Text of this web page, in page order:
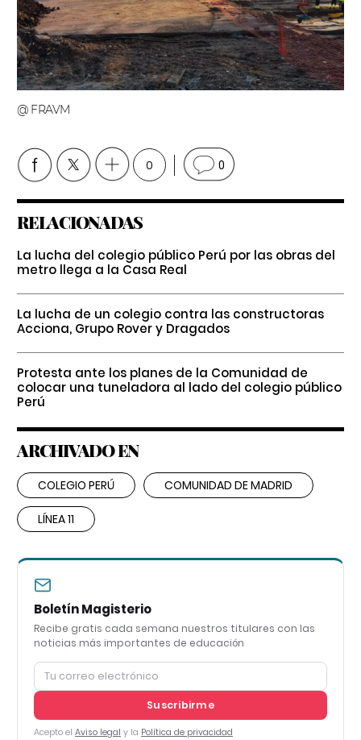
@ FRAVM
0 0
RELACIONADAS
La lucha del colegio público Perú por las obras del
metro llega a la Casa Real
La lucha de un colegio contra las constructoras
Acciona, Grupo Rover y Dragados
Protesta ante los planes de la Comunidad de
colocar una tuneladora al lado del colegio público
Perú
ARCHIVADO EN
COLEGIO PERÚ COMUNIDAD DE MADRID
LÍNEA 11
Boletín Magisterio
Recibe gratis cada semana nuestros titulares con las
noticias más importantes de educación
Suscribirme
Acepto el Aviso legal y la Política de privacidad